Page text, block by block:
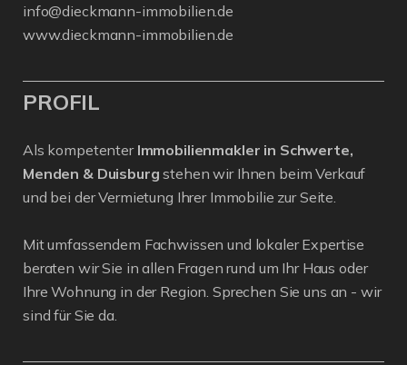
info@dieckmann-immobilien.de
www.dieckmann-immobilien.de
PROFIL
Als kompetenter Immobilienmakler in Schwerte,
Menden & Duisburg stehen wir Ihnen beim Verkauf
und bei der Vermietung Ihrer Immobilie zur Seite.
Mit umfassendem Fachwissen und lokaler Expertise
beraten wir Sie in allen Fragen rund um Ihr Haus oder
Ihre Wohnung in der Region. Sprechen Sie uns an - wir
sind für Sie da.